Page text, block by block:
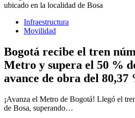
Infraestructura
Movilidad
Bogotá recibe el tren
Metro y supera el 50 %
avance de obra del 80,37
¡Avanza el Metro de Bogotá! Llegó el
de Bosa, superando…